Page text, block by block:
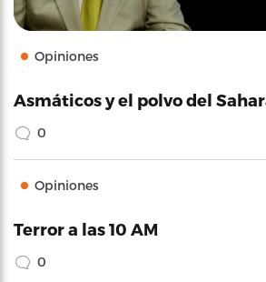
Opiniones
Asmáticos y el polvo del
0
Opiniones
Terror a las 10 AM
0